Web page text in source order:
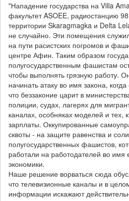
"Нападение государства на Villa
факультет ASOEE, радиостанцию
территории Skaragmagka и Delta
не случайно. Эти помещения
на пути расистских погромов и
центре Афин. Таким образом
полугосударственным фашистам
чтобы выполнять грязную работу.
начинать атаку во имя закона,
что беззаконие царит в
полиции, судах, лагерях для
каналах, особняках моделей и тех,
зарплаты. Оккупированные
сквоты - на защите равенства и
полугосударственных фашистов,
работали на работодателей во
экономики.
Наше решение ворваться сюда
что телевизионные каналы и в
информации искажают